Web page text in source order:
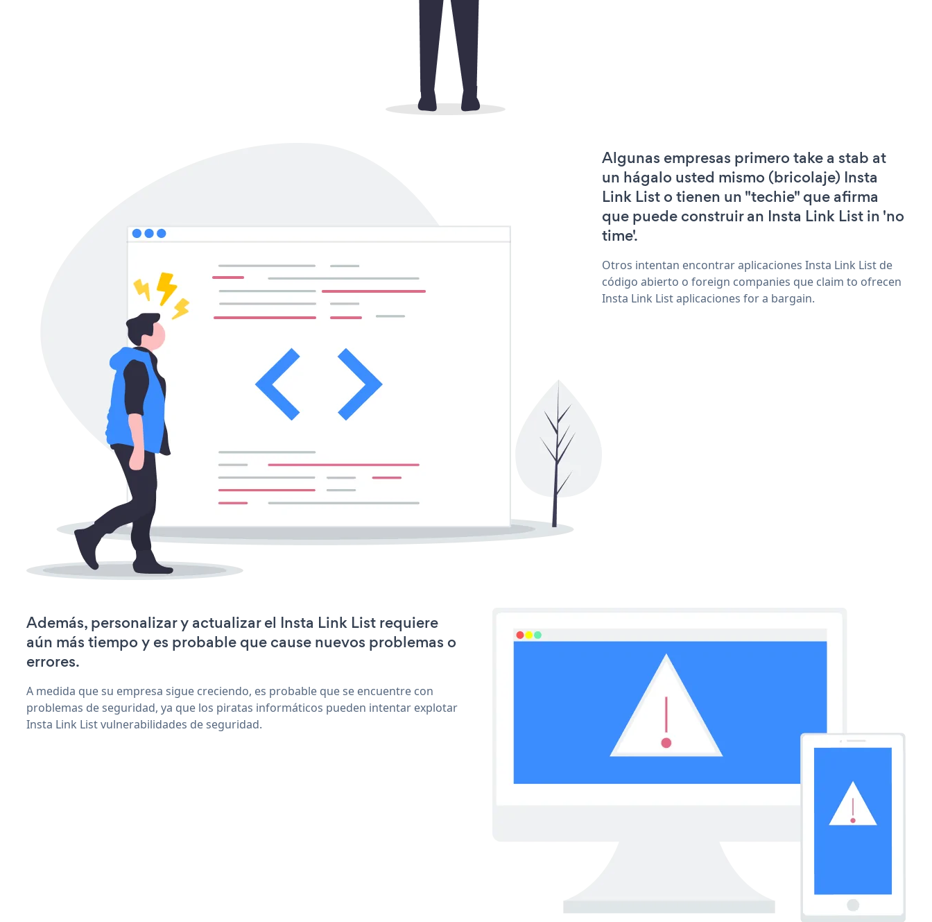
Algunas empresas primero take a stab at
un hágalo usted mismo (bricolaje) Insta
Link List o tienen un "techie" que afirma
que puede construir an Insta Link List in 'no
time'.
Otros intentan encontrar aplicaciones Insta Link List de
código abierto o foreign companies que claim to ofrecen
Insta Link List aplicaciones for a bargain.
Además, personalizar y actualizar el Insta Link List requiere
aún más tiempo y es probable que cause nuevos problemas o
errores.
A medida que su empresa sigue creciendo, es probable que se encuentre con
problemas de seguridad, ya que los piratas informáticos pueden intentar explotar
Insta Link List vulnerabilidades de seguridad.